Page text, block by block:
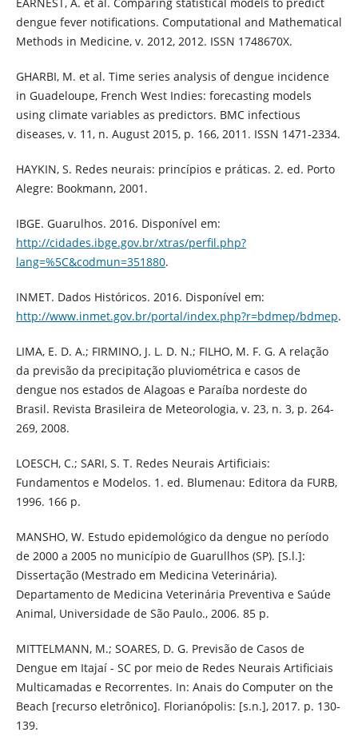
dengue fever notifications. Computational and Mathematical
Methods in Medicine, v. 2012, 2012. ISSN 1748670X.
GHARBI, M. et al. Time series analysis of dengue incidence
in Guadeloupe, French West Indies: forecasting models
using climate variables as predictors. BMC infectious
diseases, v. 11, n. August 2015, p. 166, 2011. ISSN 1471-2334.
HAYKIN, S. Redes neurais: princípios e práticas. 2. ed. Porto
Alegre: Bookmann, 2001.
IBGE. Guarulhos. 2016. Disponível em:
http://cidades.ibge.gov.br/xtras/perfil.php?
lang=%5C&codmun=351880.
INMET. Dados Históricos. 2016. Disponível em:
http://www.inmet.gov.br/portal/index.php?r=bdmep/bdmep.
LIMA, E. D. A.; FIRMINO, J. L. D. N.; FILHO, M. F. G. A relação
da previsão da precipitação pluviométrica e casos de
dengue nos estados de Alagoas e Paraíba nordeste do
Brasil. Revista Brasileira de Meteorologia, v. 23, n. 3, p. 264-
269, 2008.
LOESCH, C.; SARI, S. T. Redes Neurais Artificiais:
Fundamentos e Modelos. 1. ed. Blumenau: Editora da FURB,
1996. 166 p.
MANSHO, W. Estudo epidemológico da dengue no período
de 2000 a 2005 no município de Guarullhos (SP). [S.l.]:
Dissertação (Mestrado em Medicina Veterinária).
Departamento de Medicina Veterinária Preventiva e Saúde
Animal, Universidade de São Paulo., 2006. 85 p.
MITTELMANN, M.; SOARES, D. G. Previsão de Casos de
Dengue em Itajaí - SC por meio de Redes Neurais Artificiais
Multicamadas e Recorrentes. In: Anais do Computer on the
Beach [recurso eletrônico]. Florianópolis: [s.n.], 2017. p. 130-
139.